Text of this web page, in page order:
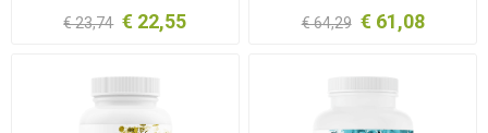
€ 23,74 € 22,55 € 64,29 € 61,08